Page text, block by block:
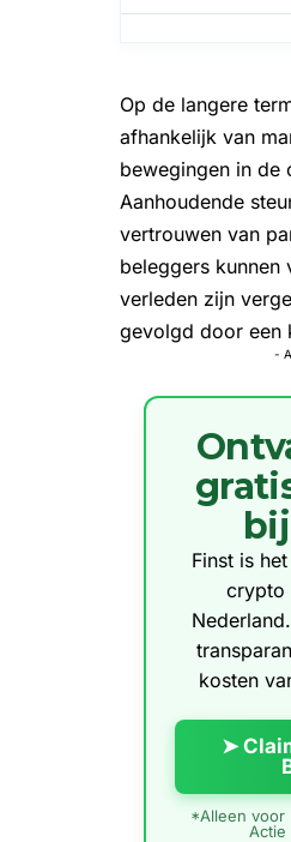
Op de langere
afhankelijk van
bewegingen in de
Aanhoudende
vertrouwen van
beleggers kunnen
verleden zijn
gevolgd door een
-
Finst is
crypto
kosten
➤
*Alleen voor
Actie